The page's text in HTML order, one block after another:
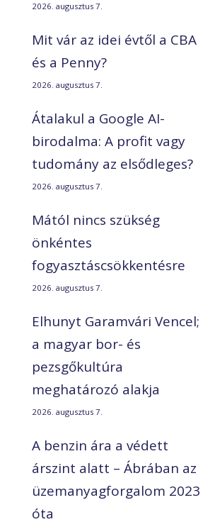
2026. augusztus 7.
Mit vár az idei évtől a CBA
és a Penny?
2026. augusztus 7.
Átalakul a Google AI-
birodalma: A profit vagy
tudomány az elsődleges?
2026. augusztus 7.
Mától nincs szükség
önkéntes
fogyasztáscsökkentésre
2026. augusztus 7.
Elhunyt Garamvári Vencel;
a magyar bor- és
pezsgőkultúra
meghatározó alakja
2026. augusztus 7.
A benzin ára a védett
árszint alatt – Ábrában az
üzemanyagforgalom 2023
óta